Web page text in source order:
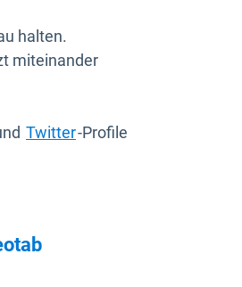
halten.
miteinander
Fenster öffnen
TwitterIn neuem Fenster öffnen
-Profile